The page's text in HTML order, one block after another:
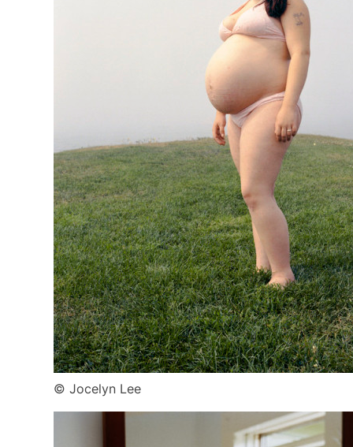
© Jocelyn Lee